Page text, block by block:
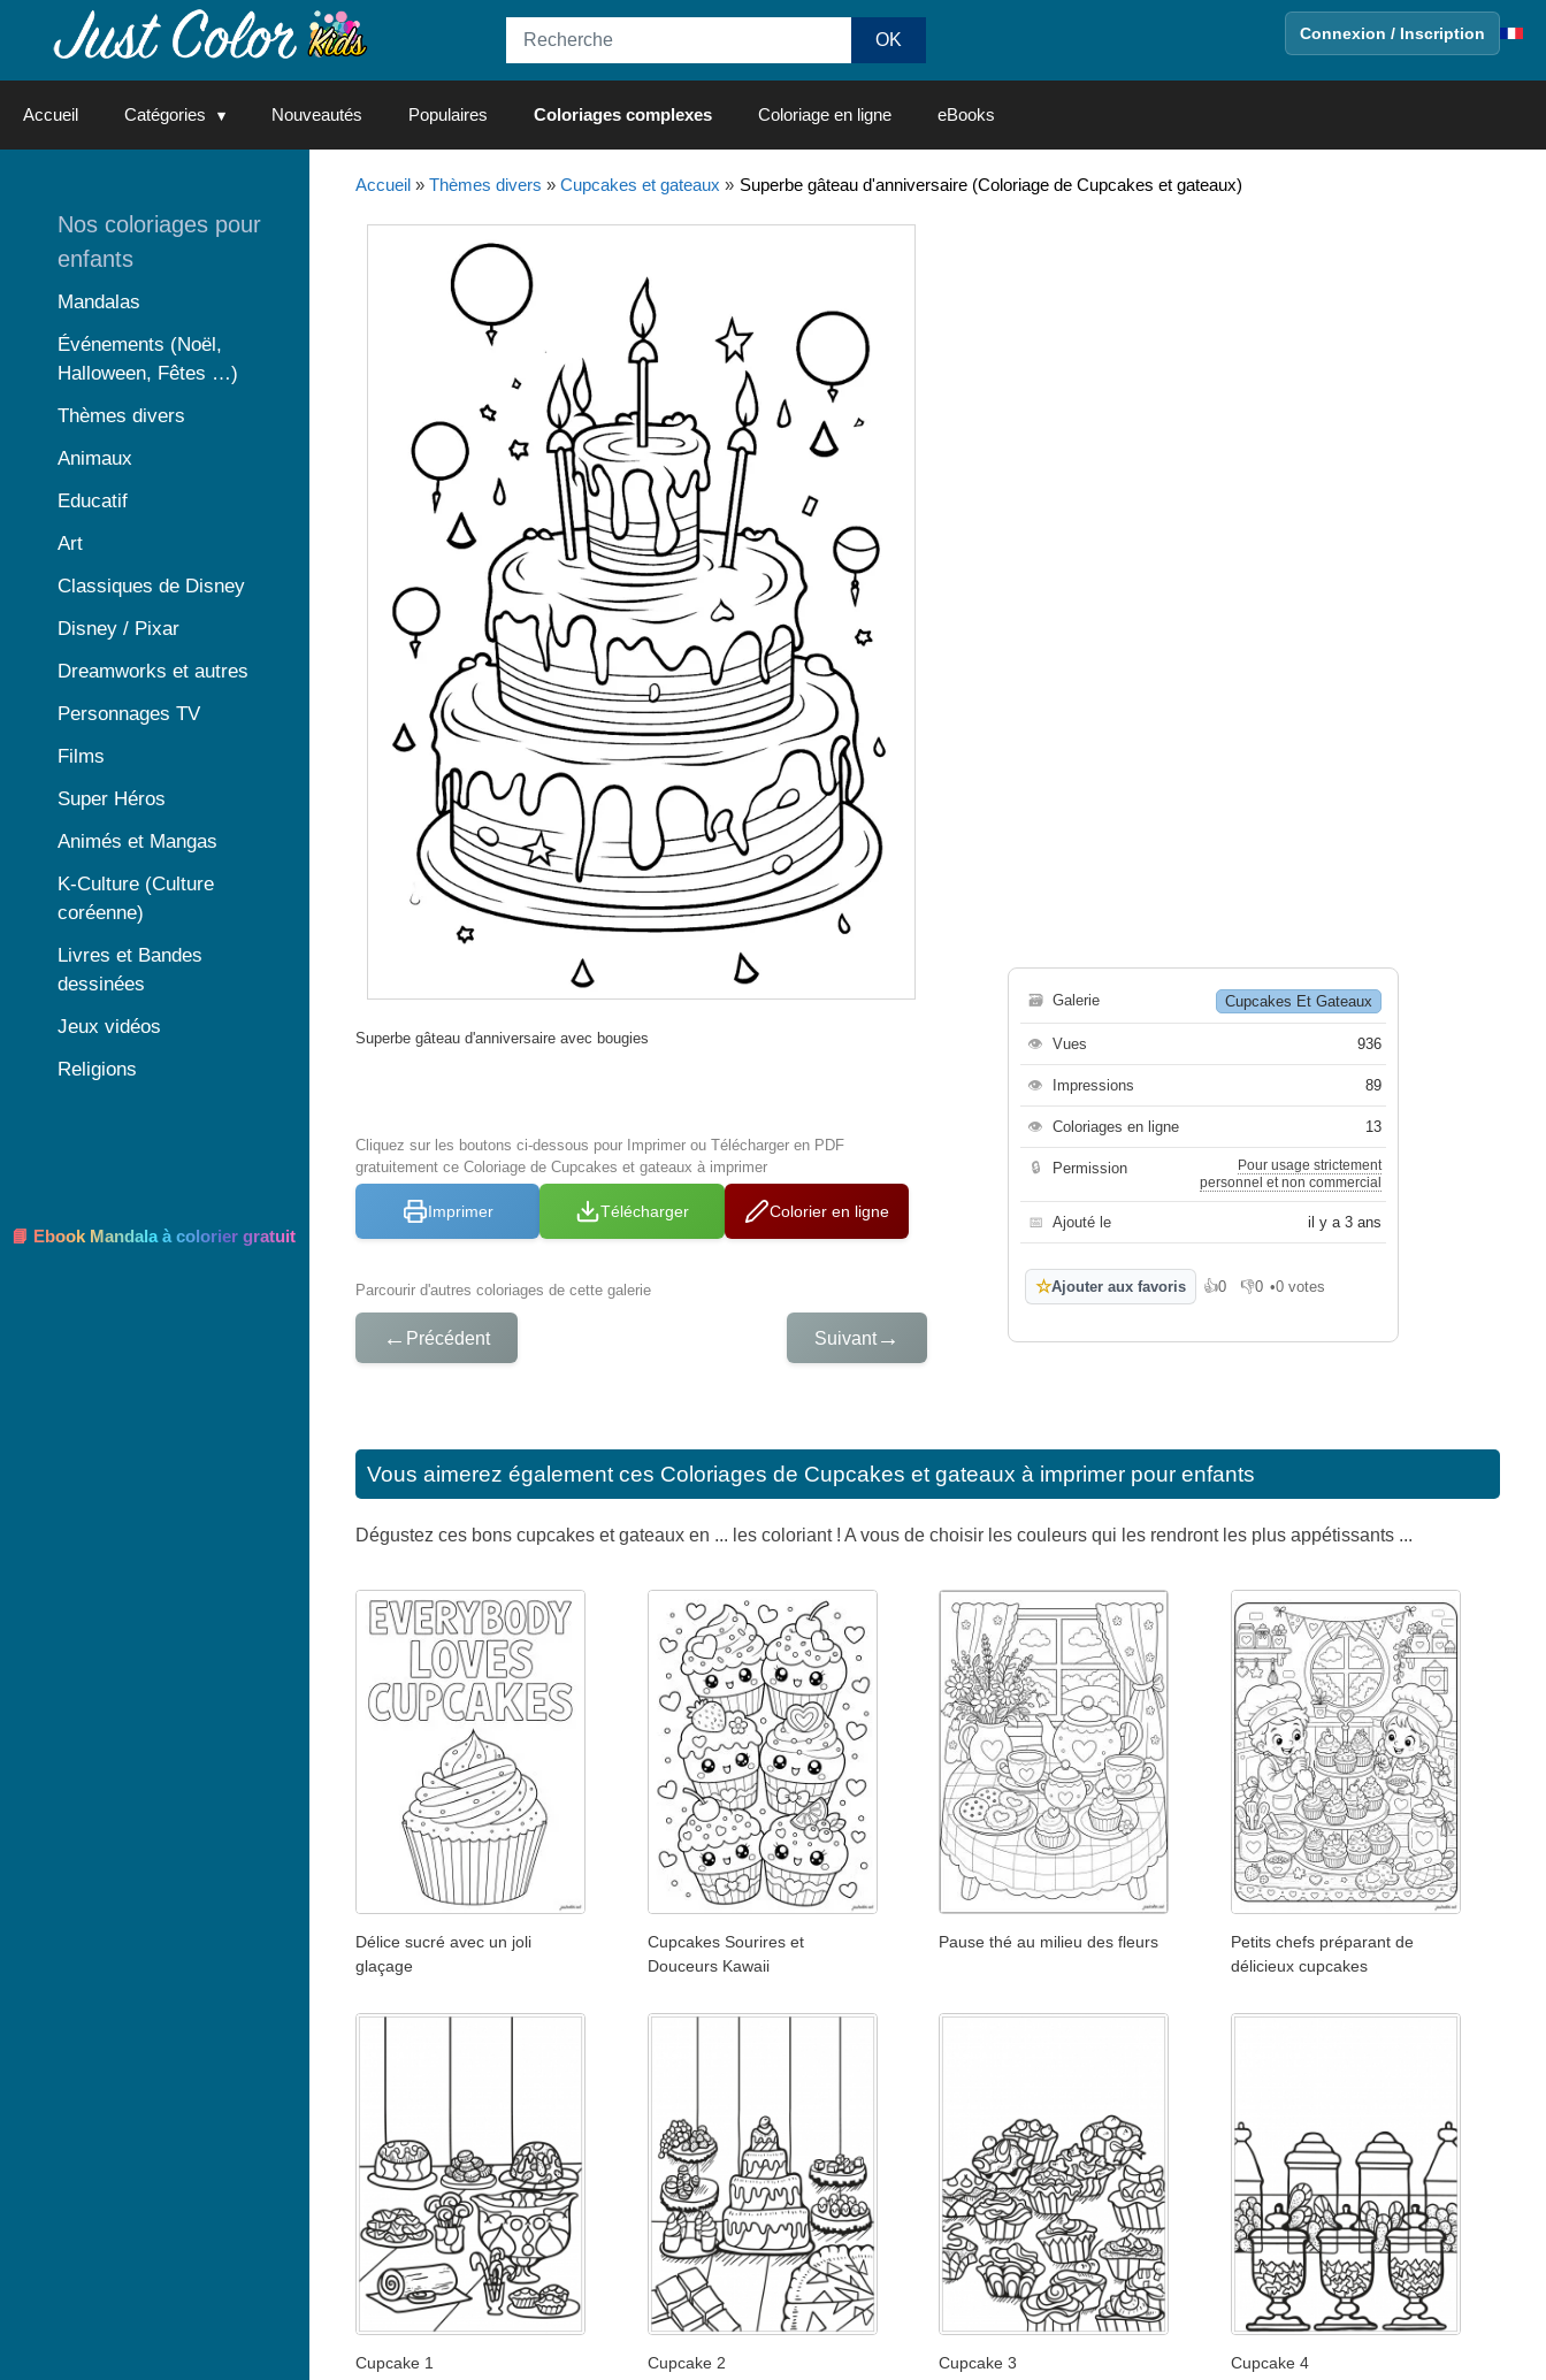
Connexion / Inscription
Accueil Catégories Nouveautés Populaires Coloriages complexes Coloriage en ligne eBooks
Accueil» Thèmes divers » Cupcakes et gateaux » Superbe gâteau d'anniversaire (Coloriage de Cupcakes et gateaux)
Superbe gâteau d'anniversaire avec bougies
Cliquez sur les boutons ci-dessous pour Imprimer ou Télécharger en PDF
gratuitement ce Coloriage de Cupcakes et gateaux à imprimer
Imprimer Télécharger Colorier en ligne
Parcourir d'autres coloriages de cette galerie
← Précédent Suivant→
🗃 Galerie Cupcakes Et Gateaux
👁 Vues 936
👁 Impressions 89
👁 Coloriages en ligne 13
🔒 Permission
Pour usage strictement
personnel et non commercial
📅 Ajouté le il y a 3 ans
☆Ajouter aux favoris 👍0
J'aime 👎0
Je n'aime pas
•0 votes
Vous aimerez également ces Coloriages de Cupcakes et gateaux à imprimer pour enfants
Dégustez ces bons cupcakes et gateaux en ... les coloriant ! A vous de choisir les couleurs qui les rendront les plus appétissants ...
Délice sucré avec un joli
glaçage
Cupcakes Sourires et
Douceurs Kawaii
Pause thé au milieu des fleurs
Petits chefs préparant de
délicieux cupcakes
Cupcake 1 Cupcake 2 Cupcake 3 Cupcake 4
Nos coloriages pour
enfants
Mandalas
Événements (Noël,
Halloween, Fêtes …)
Thèmes divers
Animaux
Educatif
Art
Classiques de Disney
Disney / Pixar
Dreamworks et autres
Personnages TV
Films
Super Héros
Animés et Mangas
K-Culture (Culture
coréenne)
Livres et Bandes
dessinées
Jeux vidéos
Religions
📘 Ebook Mandala à colorier gratuit